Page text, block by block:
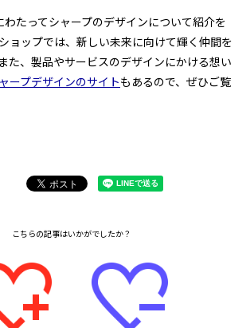
たってシャープのデザインについて紹介を
ョップでは、新しい未来に向けて輝く仲間を
た、製品やサービスのデザインにかける想い
ープデザインのサイトもあるので、ぜひご覧